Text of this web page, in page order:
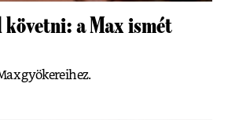
követni: a Max ismét
gyökereihez.